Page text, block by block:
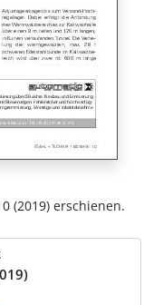
(2019) erschienen.